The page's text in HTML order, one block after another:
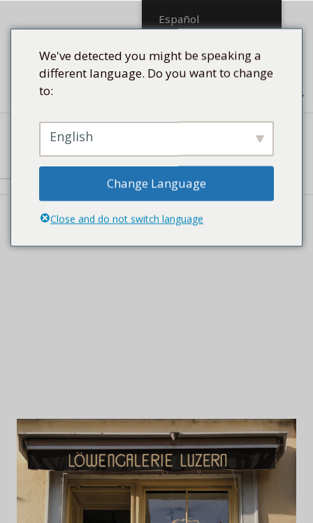
Menú
CONTACTO
Español
We've detected you might be speaking a
different language. Do you want to change
to:
English
Change Language
Close and do not switch language